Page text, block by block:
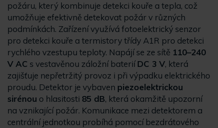
požáru, který kombinuje detekci kouře a tepla, což
umožňuje efektivně detekovat požár v různých
podmínkách. Zařízení využívá fotoelektrický senzor
pro detekci kouře a termistory třídy A1R pro detekci
rychlého vzestupu teploty. Napájí se ze sítě 110–240
V AC s vestavěnou záložní bateriíDC 3 V, která
zajišťuje nepřetržitý provoz i při výpadku elektrického
proudu. Detektor je vybaven piezoelektrickou
sirénou o hlasitosti 85 dB, která okamžitě upozorní
na vznikající požár. Komunikace mezi detektorem a
centrální jednotkou probíhá pomocí bezdrátového